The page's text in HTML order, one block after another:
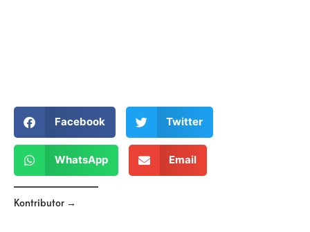
Facebook Twitter
WhatsApp Email
Kontributor →